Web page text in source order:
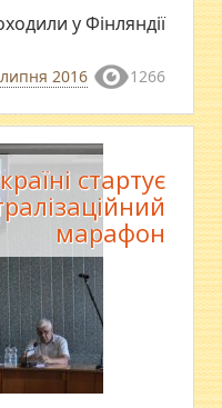
у Фінляндії
2016 1266
стартує
марафон